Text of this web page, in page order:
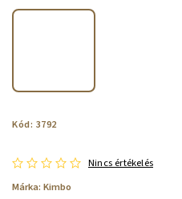
Kód: 3792
Nincs értékelés
Márka: Kimbo